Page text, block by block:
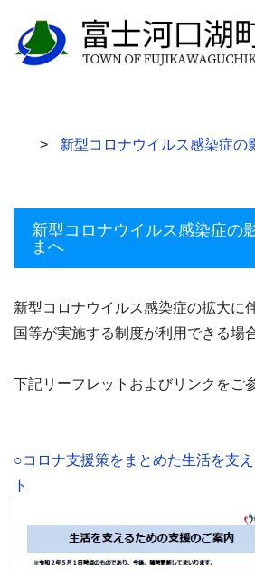
新型コロナウイルス感染症の
新型コロナウイルス感染症の
まへ
新型コロナウイルス感染症の拡大に
国等が実施する制度が利用できる場
下記リーフレットおよびリンクをご
○コロナ支援策をまとめた生活を支
ト